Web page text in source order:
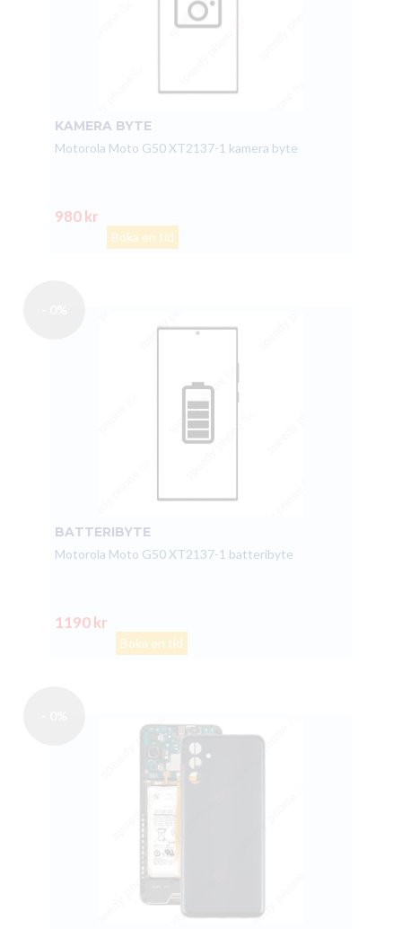
KAMERA BYTE
Motorola Moto G50 XT2137-1 kamera byte
980 kr
Boka en tid
BATTERIBYTE
Motorola Moto G50 XT2137-1 batteribyte
1190 kr
Boka en tid